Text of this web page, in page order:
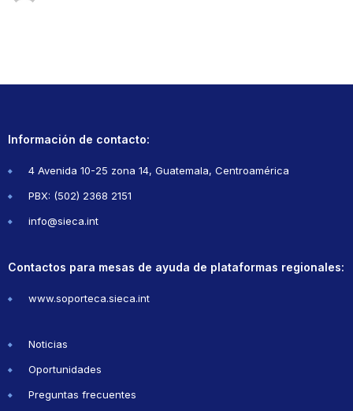
Información de contacto:
4 Avenida 10-25 zona 14, Guatemala, Centroamérica
PBX: (502) 2368 2151
info@sieca.int
Contactos para mesas de ayuda de plataformas regionales:
www.soporteca.sieca.int
Noticias
Oportunidades
Preguntas frecuentes